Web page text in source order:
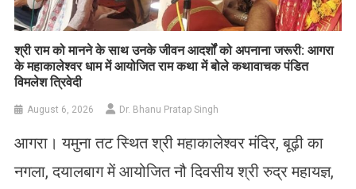
​श्री राम को मानने के साथ उनके जीवन आदर्शों को अपनाना जरूरी: आगरा
के महाकालेश्वर धाम में आयोजित राम कथा में बोले कथावाचक पंडित
विमलेश त्रिवेदी
August 6, 2026 Dr. Bhanu Pratap Singh
आगरा। यमुना तट स्थित श्री महाकालेश्वर मंदिर, बूढ़ी का
नगला, दयालबाग में आयोजित नौ दिवसीय श्री रुद्र महायज्ञ,